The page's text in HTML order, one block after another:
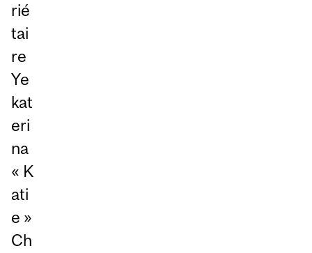
rié
tai
re
Ye
kat
eri
na
« K
ati
e »
Ch